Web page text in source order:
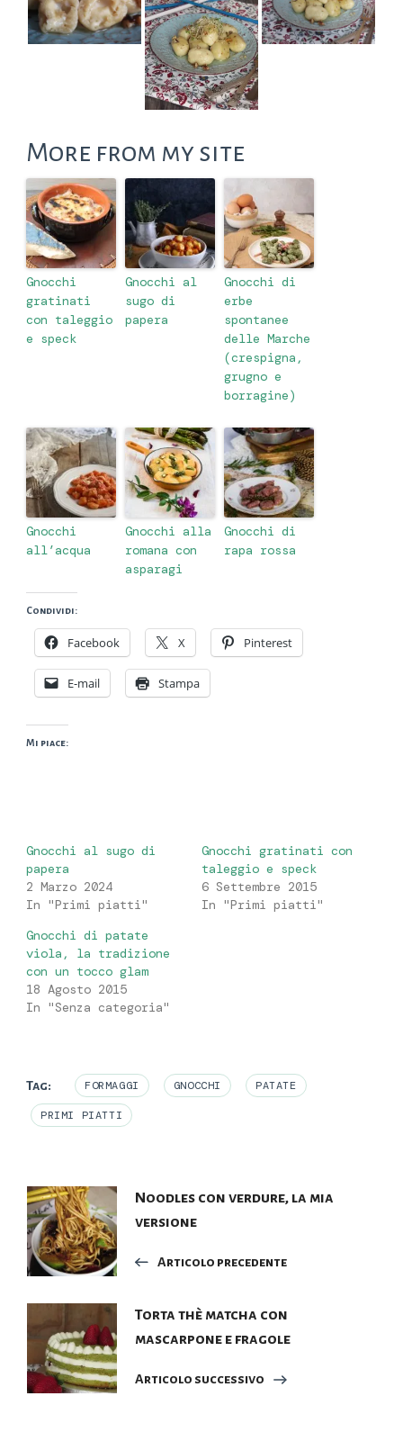
More from my site
Gnocchi
gratinati
con taleggio
e speck
Gnocchi al
sugo di
papera
Gnocchi di
erbe
spontanee
delle Marche
(crespigna,
grugno e
borragine)
Gnocchi
all’acqua
Gnocchi alla
romana con
asparagi
Gnocchi di
rapa rossa
Condividi:
Facebook X Pinterest
E-mail Stampa
Mi piace:
Gnocchi al sugo di
papera
2 Marzo 2024
In "Primi piatti"
Gnocchi gratinati con
taleggio e speck
6 Settembre 2015
In "Primi piatti"
Gnocchi di patate
viola, la tradizione
con un tocco glam
18 Agosto 2015
In "Senza categoria"
Tag: FORMAGGI GNOCCHI PATATE
PRIMI PIATTI
Navigazione
articoli
Noodles con verdure, la mia
versione
Articolo precedente
Torta thè matcha con
mascarpone e fragole
Articolo successivo